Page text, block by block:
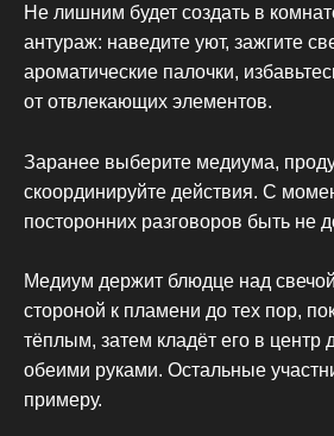
Не лишним будет создать в
антураж: наведите уют, зажгите
ароматические палочки,
от отвлекающих элементов.
Заранее выберите медиума,
скоординируйте действия. С
посторонних разговоров быть не
Медиум держит блюдце над
стороной к пламени до тех пор,
тёплым, затем кладёт его в центр
обеими руками. Остальные
примеру.